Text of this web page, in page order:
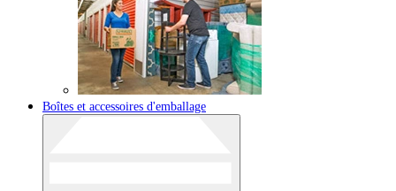
Boîtes et accessoires d'emballage